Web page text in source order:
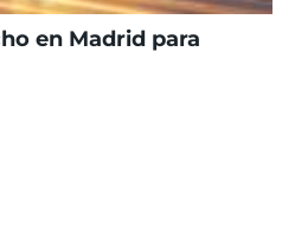
en Madrid para